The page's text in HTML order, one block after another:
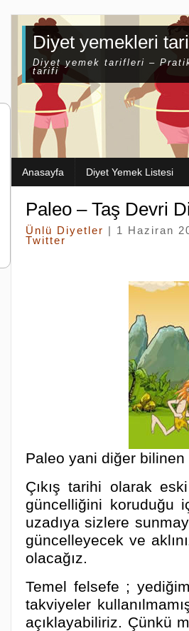
Diyet yemekleri
Diyet yemek tarifleri –
tarifi
Anasayfa Diyet Yemek Listesi
Paleo – Taş Devri
Ünlü Diyetler | 1 Haziran
Twitter
Paleo yani diğer
Çıkış tarihi olarak
güncelliğini koruduğu
uzadıya sizlere
güncelleyecek ve
olacağız.
Temel felsefe ;
takviyeler
açıklayabiliriz. Çünkü